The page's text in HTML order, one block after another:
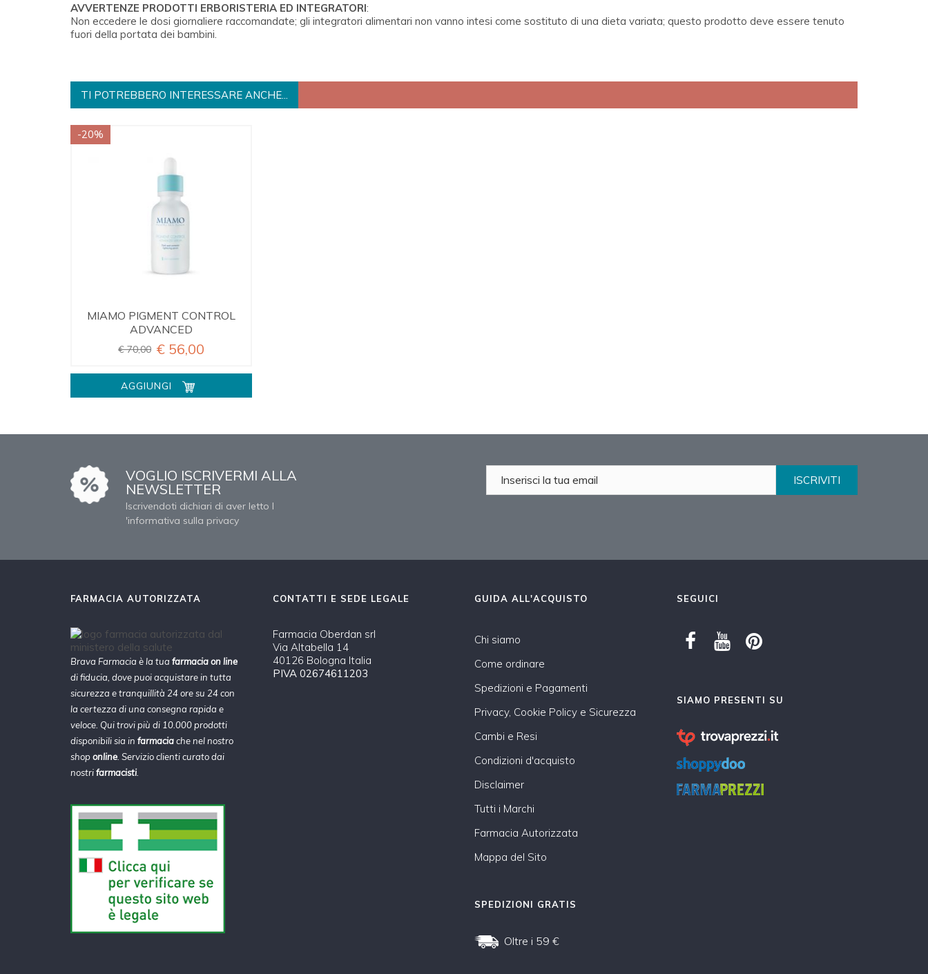
AVVERTENZE PRODOTTI ERBORISTERIA ED INTEGRATORI:
Non eccedere le dosi giornaliere raccomandate; gli integratori alimentari non vanno intesi come sostituto di una dieta variata; questo prodotto deve essere tenuto
fuori della portata dei bambini.
TI POTREBBERO INTERESSARE ANCHE...
MIAMO PIGMENT CONTROL
ADVANCED
€ 70,00 € 56,00
-20%
AGGIUNGI
VOGLIO ISCRIVERMI ALLA
NEWSLETTER
Iscrivendoti dichiari di aver letto l
'informativa sulla privacy
ISCRIVITI
FARMACIA AUTORIZZATA
Brava Farmacia è la tua farmacia on line
di fiducia, dove puoi acquistare in tutta
sicurezza e tranquillità 24 ore su 24 con
la certezza di una consegna rapida e
veloce. Qui trovi più di 10.000 prodotti
disponibili sia in farmaciache nel nostro
shoponline . Servizio clienti curato dai
nostrifarmacisti
CONTATTI E SEDE LEGALE
Farmacia Oberdan srl
Via Altabella 14
40126 Bologna Italia
PIVA 02674611203
GUIDA ALL'ACQUISTO
Chi siamo
Come ordinare
Spedizioni e Pagamenti
Privacy, Cookie Policy e Sicurezza
Cambi e Resi
Condizioni d'acquisto
Disclaimer
Tutti i Marchi
Farmacia Autorizzata
Mappa del Sito
SPEDIZIONI GRATIS
Oltre i 59 €
SEGUICI
SIAMO PRESENTI SU